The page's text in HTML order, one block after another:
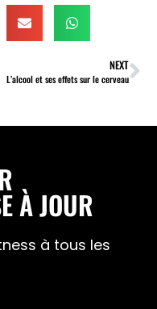
NEXT
L’alcool et ses effets sur le cerveau
À JOUR
à tous les